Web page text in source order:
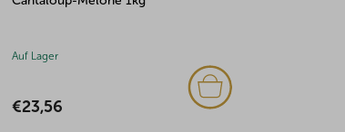
Auf Lager
€23,56